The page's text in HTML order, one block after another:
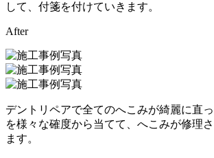
して、付箋を付けていきます。
After
デントリペアで全てのへこみが綺麗に直
を様々な確度から当てて、へこみが修理
ます。